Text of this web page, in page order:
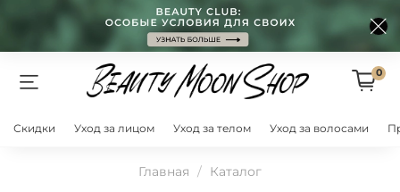
0
Скидки Уход за лицом Уход за телом Уход за волосами
Главная Каталог